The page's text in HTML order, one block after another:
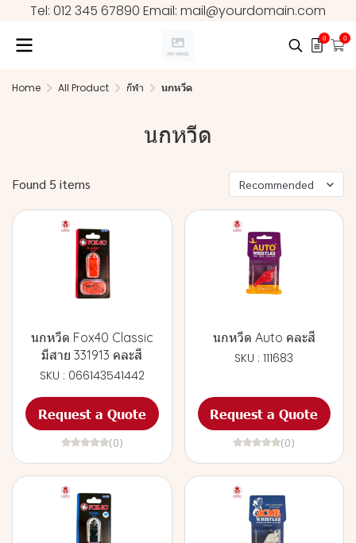
Tel: 012 345 67890 Email: mail@yourdomain.com
0 0
Home All Product กีฬา นกหวีด
นกหวีด
Found 5 items Recommended
นกหวีด Fox40 Classic
มีสาย 331913 คละสี
SKU : 066143541442
Request a Quote
(0)
นกหวีด Auto คละสี
SKU : 111683
Request a Quote
(0)